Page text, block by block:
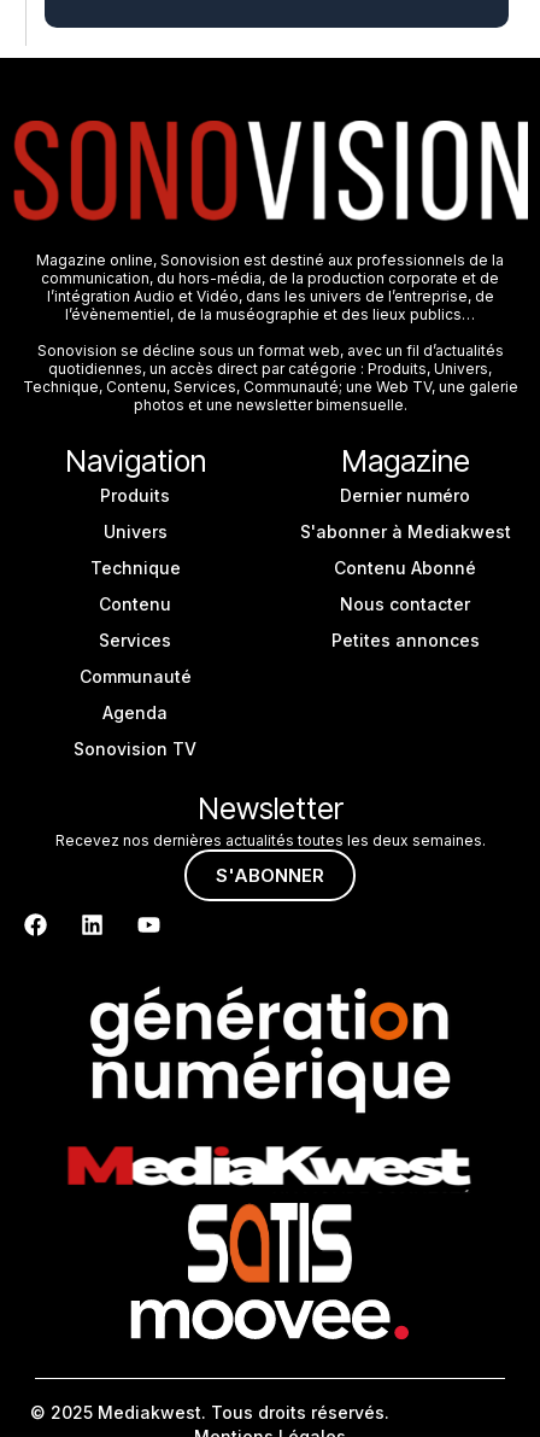
Magazine online, Sonovision est destiné aux professionnels de la
communication, du hors-média, de la production corporate et de
l’intégration Audio et Vidéo, dans les univers de l’entreprise, de
l’évènementiel, de la muséographie et des lieux publics…
Sonovision se décline sous un format web, avec un fil d’actualités
quotidiennes, un accès direct par catégorie : Produits, Univers,
Technique, Contenu, Services, Communauté; une Web TV, une galerie
photos et une newsletter bimensuelle.
Navigation
Produits
Univers
Technique
Contenu
Services
Communauté
Agenda
Sonovision TV
Magazine
Dernier numéro
S'abonner à Mediakwest
Contenu Abonné
Nous contacter
Petites annonces
Newsletter
Recevez nos dernières actualités toutes les deux semaines.
S'ABONNER
© 2025 Mediakwest. Tous droits réservés.